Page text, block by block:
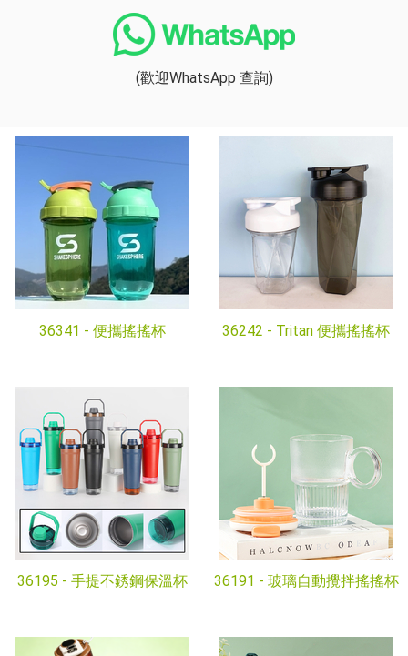
(歡迎WhatsApp 查詢)
36341 - 便攜搖搖杯 36242 - Tritan 便攜搖搖杯
36195 - 手提不銹鋼保溫杯 36191 - 玻璃自動攪拌搖搖杯